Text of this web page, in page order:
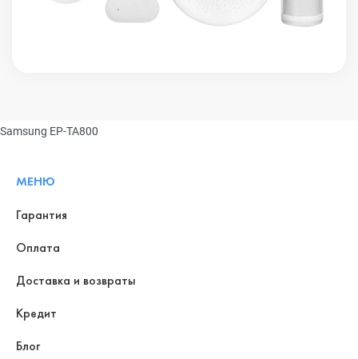
Samsung EP-TA800
МЕНЮ
Гарантия
Оплата
Доставка и возвраты
Кредит
Блог